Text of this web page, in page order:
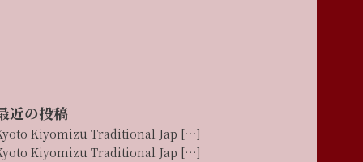
近の投稿
Kiyomizu Traditional Jap […]
Kiyomizu Traditional Jap […]